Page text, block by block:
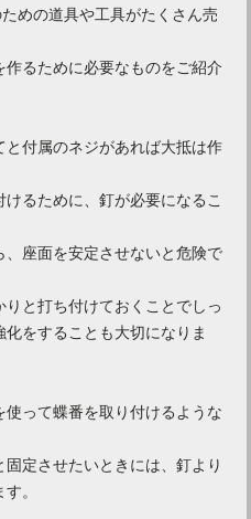
ブルーとイエローの使い方
ダンインテリアのすすめ
めの道具や工具がたくさん売
るために必要なものをご紹介
付属のネジがあれば大抵は作
るために、釘が必要になるこ
座面を安定させないと危険で
と打ち付けておくことでしっ
をすることも大切になりま
って蝶番を取り付けるような
定させたいときには、釘より
。